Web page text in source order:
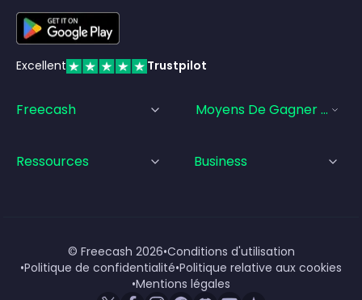
Excellent Trustpilot
Freecash Moyens De Gagner De
Ressources Business
© Freecash 2026•Conditions d'utilisation
•Politique de confidentialité•Politique relative aux cookies
•Mentions légales